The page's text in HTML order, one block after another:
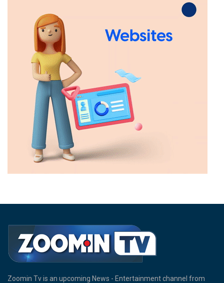
Zoomin Tv is an upcoming News - Entertainment channel from